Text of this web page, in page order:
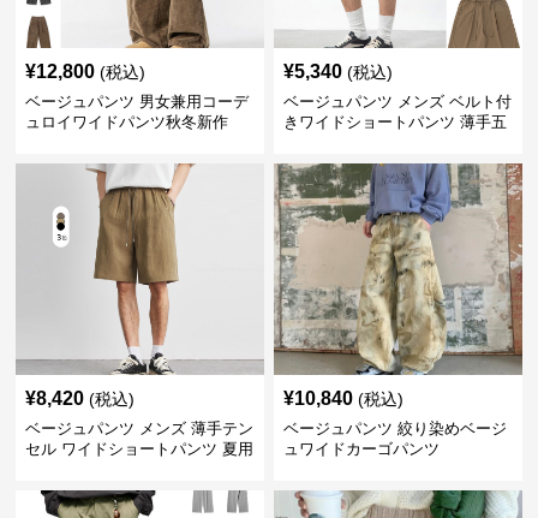
¥12,800 (税込)
ベージュパンツ 男女兼用コーデ
ュロイワイドパンツ秋冬新作
¥5,340 (税込)
ベージュパンツ メンズ ベルト付
きワイドショートパンツ 薄手五
¥8,420 (税込)
ベージュパンツ メンズ 薄手テン
セル ワイドショートパンツ 夏用
¥10,840 (税込)
ベージュパンツ 絞り染めベージ
ュワイドカーゴパンツ